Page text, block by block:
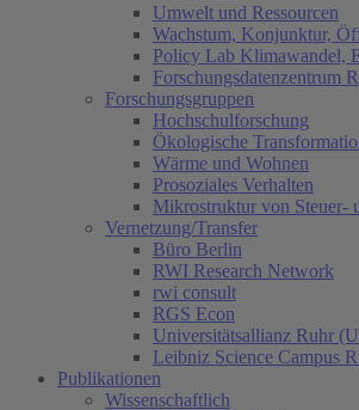
Umwelt und Ressourcen
Wachstum, Konjunktur,
Policy Lab Klimawandel,
Forschungsdatenzentrum
Forschungsgruppen
Hochschulforschung
Ökologische
Wärme und Wohnen
Prosoziales Verhalten
Mikrostruktur von Steuer-
Vernetzung/Transfer
Büro Berlin
RWI Research Network
rwi consult
RGS Econ
Universitätsallianz Ruhr
Leibniz Science Campus
Publikationen
Wissenschaftlich